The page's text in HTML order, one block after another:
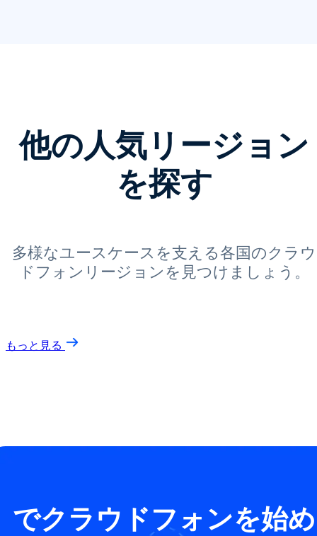
他の人気リージョン
を探す
多様なユースケースを支える各国のクラウ
ドフォンリージョンを見つけましょう。
もっと見る
でクラウドフォンを始め